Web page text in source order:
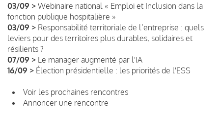
03/09 > Webinaire national « Emploi et Inclusion dans la
fonction publique hospitalière »
03/09 > Responsabilité territoriale de l’entreprise : quels
leviers pour des territoires plus durables, solidaires et
résilients ?
07/09 > Le manager augmenté par l'IA
16/09 > Élection présidentielle : les priorités de l'ESS
Voir les prochaines rencontres
Annoncer une rencontre